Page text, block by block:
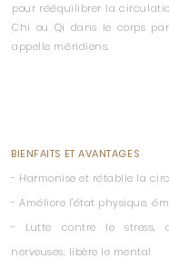
pour rééquilibrer la
Chi ou Qi dans le corps
appelle méridiens.
BIENFAITS ET AVANTAGES
- Harmonise et rétablie la
- Améliore l'état physique,
- Lutte contre le stress,
nerveuses, libère le mental